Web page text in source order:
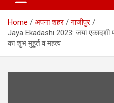
Home अपना शहर
गाजीपुर
Jaya Ekadashi 2023: जया एकादशी पर
का शुभ मुहूर्त व महत्व